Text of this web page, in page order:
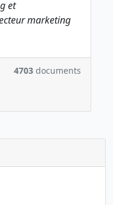
et
marketing
4703 documents